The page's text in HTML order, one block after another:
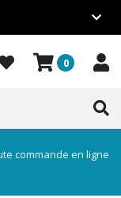
0
commande en ligne